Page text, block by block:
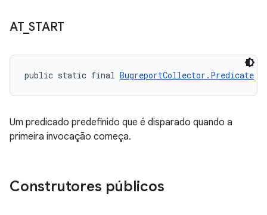
AT_START
public static final BugreportCollector.Predicate
Um predicado predefinido que é disparado quando a
primeira invocação começa.
Construtores públicos